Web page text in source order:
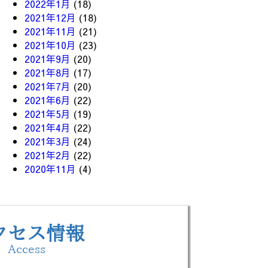
2022年1月 (18)
2021年12月 (18)
2021年11月 (21)
2021年10月 (23)
2021年9月 (20)
2021年8月 (17)
2021年7月 (20)
2021年6月 (22)
2021年5月 (19)
2021年4月 (22)
2021年3月 (24)
2021年2月 (22)
2020年11月 (4)
セス情報
Access